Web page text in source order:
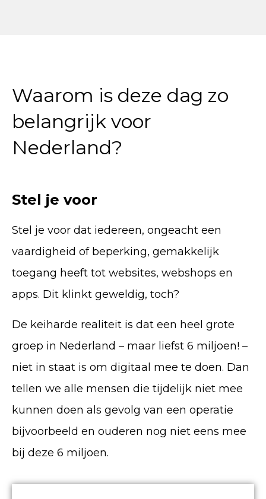
Waarom is deze dag zo
belangrijk voor
Nederland?
Stel je voor
Stel je voor dat iedereen, ongeacht een
vaardigheid of beperking, gemakkelijk
toegang heeft tot websites, webshops en
apps. Dit klinkt geweldig, toch?
De keiharde realiteit is dat een heel grote
groep in Nederland – maar liefst 6 miljoen! –
niet in staat is om digitaal mee te doen. Dan
tellen we alle mensen die tijdelijk niet mee
kunnen doen als gevolg van een operatie
bijvoorbeeld en ouderen nog niet eens mee
bij deze 6 miljoen.